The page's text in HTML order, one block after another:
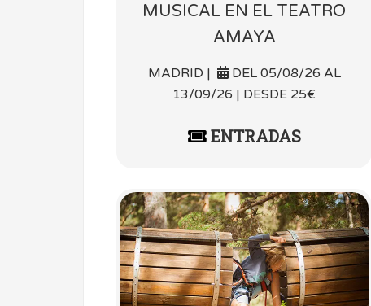
MUSICAL EN EL TEATRO
AMAYA
MADRID |
DEL 05/08/26 AL
13/09/26 | DESDE 25€
ENTRADAS